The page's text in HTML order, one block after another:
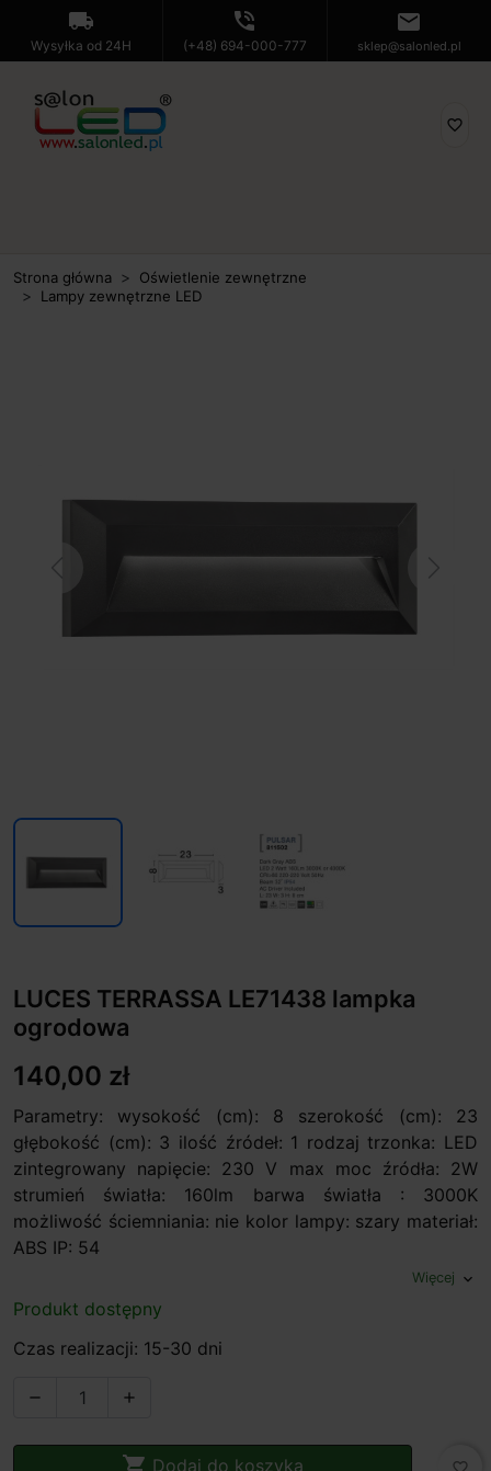
local_shipping
Wysyłka od 24H
phone_in_talk
(+48) 694-000-777
mail
sklep@salonled.pl
favorite_border
Strona główna
Oświetlenie zewnętrzne
Lampy zewnętrzne LED
LUCES TERRASSA LE71438 lampka
ogrodowa
140,00 zł
Parametry: wysokość (cm): 8 szerokość (cm): 23
głębokość (cm): 3 ilość źródeł: 1 rodzaj trzonka: LED
zintegrowany napięcie: 230 V max moc źródła: 2W
strumień światła: 160lm barwa światła : 3000K
możliwość ściemniania: nie kolor lampy: szary materiał:
ABS IP: 54
Więcej expand_more
Produkt dostępny
Czas realizacji: 15-30 dni
 
 Dodaj do koszyka